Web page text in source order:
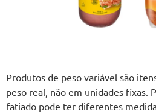
Produtos de peso variável são
peso real, não em unidades fixas.
fatiado pode ter diferentes